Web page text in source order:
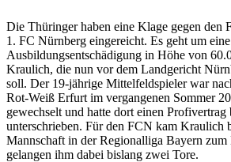
Die Thüringer haben eine Klage gegen den
1. FC Nürnberg eingereicht. Es geht um eine
Ausbildungsentschädigung in Höhe von
Kraulich, die nun vor dem Landgericht
soll. Der 19-jährige Mittelfeldspieler war
Rot-Weiß Erfurt im vergangenen Sommer
gewechselt und hatte dort einen
unterschrieben. Für den FCN kam Kraulich
Mannschaft in der Regionalliga Bayern zum
gelangen ihm dabei bislang zwei Tore.